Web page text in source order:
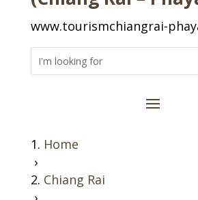
www.tourismchiangrai-
Home
›
Chiang Rai